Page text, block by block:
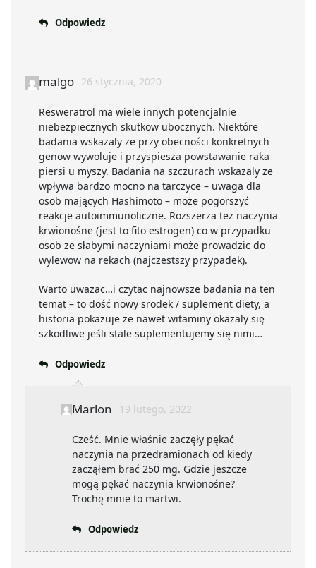
Odpowiedz
malgo 26 stycznia, 2020
Resweratrol ma wiele innych potencjalnie
niebezpiecznych skutkow ubocznych. Niektóre
badania wskazaly ze przy obecności konkretnych
genow wywoluje i przyspiesza powstawanie raka
piersi u myszy. Badania na szczurach wskazaly ze
wpływa bardzo mocno na tarczyce – uwaga dla
osob mających Hashimoto – może pogorszyć
reakcje autoimmunoliczne. Rozszerza tez naczynia
krwionośne (jest to fito estrogen) co w przypadku
osob ze słabymi naczyniami może prowadzic do
wylewow na rekach (najczestszy przypadek).
Warto uwazac…i czytac najnowsze badania na ten
temat – to dość nowy srodek / suplement diety, a
historia pokazuje ze nawet witaminy okazaly się
szkodliwe jeśli stale suplementujemy się nimi…
Odpowiedz
Marlon 19 lutego, 2022
Cześć. Mnie właśnie zaczęły pękać
naczynia na przedramionach od kiedy
zacząłem brać 250 mg. Gdzie jeszcze
mogą pękać naczynia krwionośne?
Trochę mnie to martwi.
Odpowiedz